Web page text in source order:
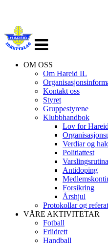
navigasjon
OM OSS
Om Hareid IL
Kontakt oss
Styret
Gruppestyrene
Klubbhandbok
Lov for
Verdiar og
Politiattest
Antidoping
Forsikring
Årshjul
Protokollar og referat
VÅRE AKTIVITETAR
Fotball
Friidrett
Handball